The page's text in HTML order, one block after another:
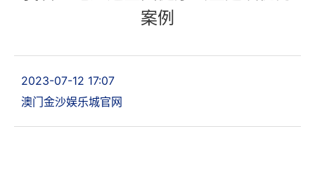
案例
2023-07-12 17:07
澳门金沙娱乐城官网